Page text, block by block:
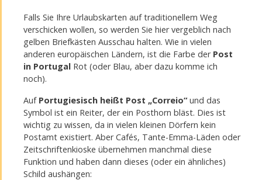
Falls Sie Ihre Urlaubskarten auf traditionellem Weg
verschicken wollen, so werden Sie hier vergeblich nach
gelben Briefkästen Ausschau halten. Wie in vielen
anderen europäischen Ländern, ist die Farbe der Post
in Portugal Rot (oder Blau, aber dazu komme ich
noch).
Auf Portugiesisch heißt Post „Correio“ und das
Symbol ist ein Reiter, der ein Posthorn bläst. Dies ist
wichtig zu wissen, da in vielen kleinen Dörfern kein
Postamt existiert. Aber Cafés, Tante-Emma-Läden oder
Zeitschriftenkioske übernehmen manchmal diese
Funktion und haben dann dieses (oder ein ähnliches)
Schild aushängen: